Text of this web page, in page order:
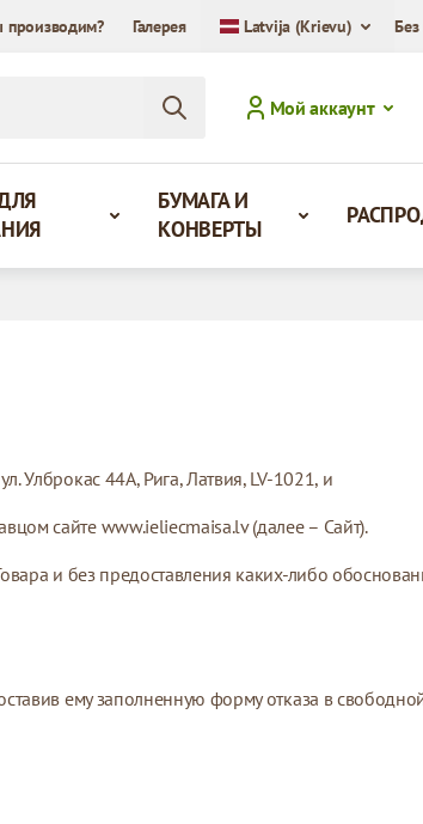
производим? Галерея Latvija (Krievu) Без
Мой аккаунт
БУМАГА И
КОНВЕРТЫ
Улброкас 44А, Рига, Латвия, LV-1021, и
сайте www.ieliecmaisa.lv (далее – Сайт).
и без предоставления каких-либо
ему заполненную форму отказа в